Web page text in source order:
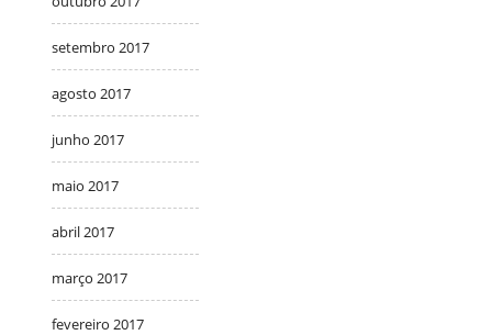
setembro 2017
agosto 2017
junho 2017
maio 2017
abril 2017
março 2017
fevereiro 2017